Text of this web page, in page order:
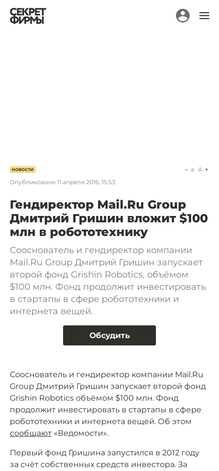
НОВОСТИ
Опубликовано 11 апреля 2016, 15:53
a A
Гендиректор Mail.Ru Group
Дмитрий Гришин вложит $100
млн в робототехнику
Сооснователь и гендиректор компании
Mail.Ru Group Дмитрий Гришин запускает
второй фонд Grishin Robotics, объёмом
$100 млн. Фонд продолжит инвестировать
в стартапы в сфере робототехники и
интернета вещей.
Обсудить
Сооснователь и гендиректор компании Mail.Ru
Group Дмитрий Гришин запускает второй фонд
Grishin Robotics объёмом $100 млн. Фонд
продолжит инвестировать в стартапы в сфере
робототехники и интернета вещей. Об этом
сообщают «Ведомости».
Первый фонд Гришина запустился в 2012 году
за счёт собственных средств инвестора. За